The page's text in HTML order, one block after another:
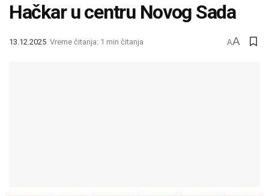
Hačkar u centru Novog Sada
13.12.2025 Vreme čitanja: 1 min čitanja AA